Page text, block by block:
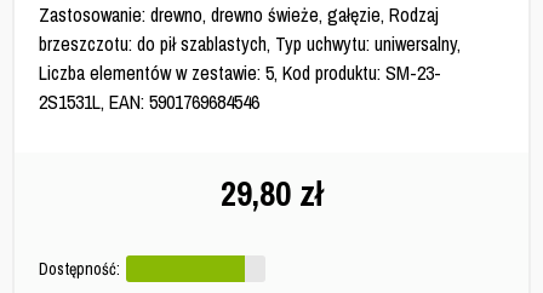
Zastosowanie: drewno, drewno świeże, gałęzie, Rodzaj
brzeszczotu: do pił szablastych, Typ uchwytu: uniwersalny,
Liczba elementów w zestawie: 5, Kod produktu: SM-23-
2S1531L, EAN: 5901769684546
29,80 zł
Dostępność: